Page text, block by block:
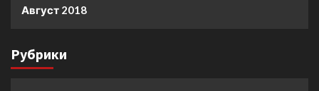
Август 2018
Рубрики